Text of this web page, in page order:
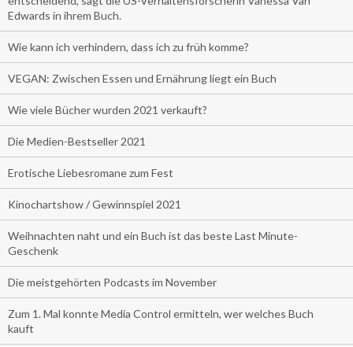
Edwards in ihrem Buch.
Wie kann ich verhindern, dass ich zu früh komme?
VEGAN: Zwischen Essen und Ernährung liegt ein Buch
Wie viele Bücher wurden 2021 verkauft?
Die Medien-Bestseller 2021
Erotische Liebesromane zum Fest
Kinochartshow / Gewinnspiel 2021
Weihnachten naht und ein Buch ist das beste Last Minute-
Geschenk
Die meistgehörten Podcasts im November
Zum 1. Mal konnte Media Control ermitteln, wer welches Buch
kauft